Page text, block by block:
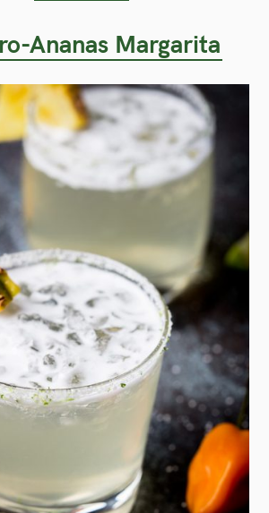
Ananas Margarita